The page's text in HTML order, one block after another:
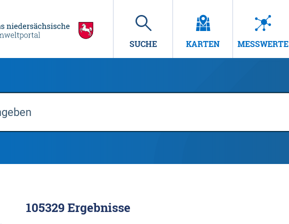
SUCHE KARTEN MESSWERTE
105329Ergebnisse